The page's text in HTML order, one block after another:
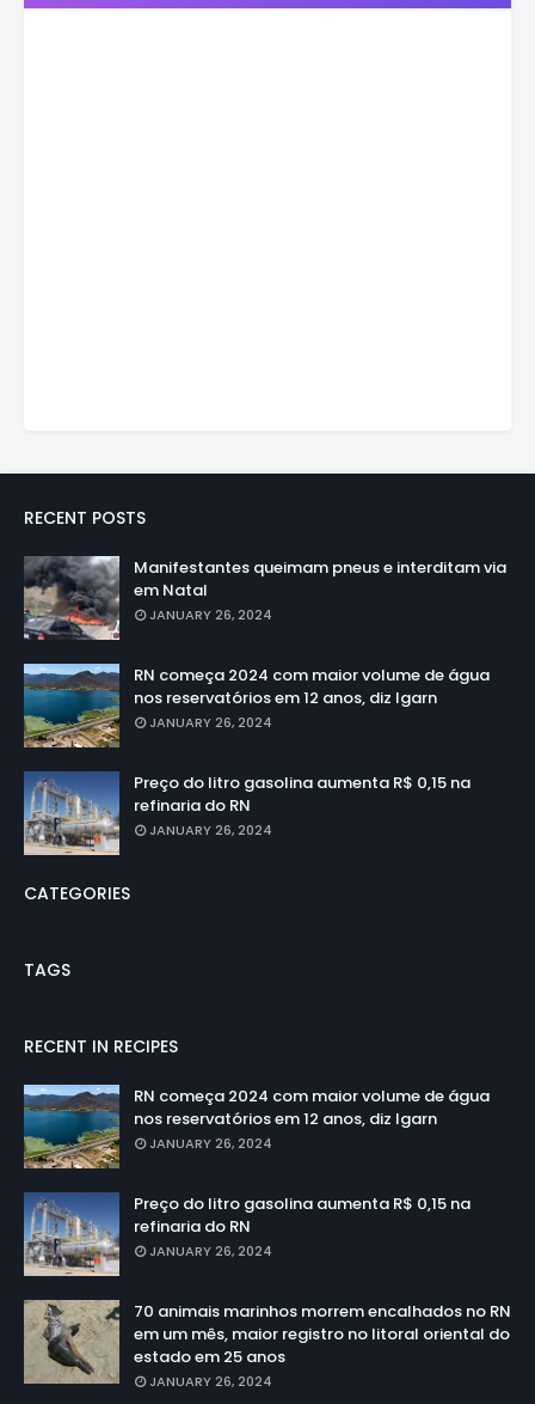
RECENT POSTS
Manifestantes queimam pneus e interditam via
em Natal
JANUARY 26, 2024
RN começa 2024 com maior volume de água
nos reservatórios em 12 anos, diz Igarn
JANUARY 26, 2024
Preço do litro gasolina aumenta R$ 0,15 na
refinaria do RN
JANUARY 26, 2024
CATEGORIES
TAGS
RECENT IN RECIPES
RN começa 2024 com maior volume de água
nos reservatórios em 12 anos, diz Igarn
JANUARY 26, 2024
Preço do litro gasolina aumenta R$ 0,15 na
refinaria do RN
JANUARY 26, 2024
70 animais marinhos morrem encalhados no RN
em um mês, maior registro no litoral oriental do
estado em 25 anos
JANUARY 26, 2024